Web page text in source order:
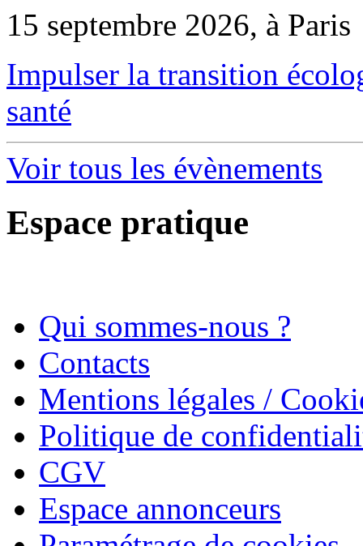
15 septembre 2026, à Paris
Impulser la transition
santé
Voir tous les évènements
Espace pratique
Qui sommes-nous ?
Contacts
Mentions légales /
Politique de
CGV
Espace annonceurs